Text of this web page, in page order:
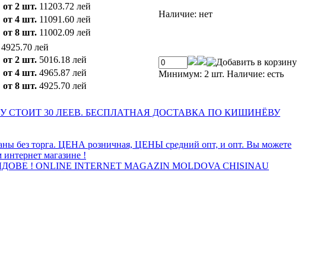
от 2 шт. 11203.72 лей
от 4 шт. 11091.60 лей
от 8 шт. 11002.09 лей
Наличие: нет
4925.70 лей
от 2 шт. 5016.18 лей
от 4 шт. 4965.87 лей
от 8 шт. 4925.70 лей
Минимум: 2 шт. Наличие: есть
30 ЛЕЕВ. БЕСПЛАТНАЯ ДОСТАВКА ПО КИШИНЁВУ
без торга. ЦЕНА розничная, ЦЕНЫ средний опт, и опт. Вы можете
магазине !
INTERNET MAGAZIN MOLDOVA CHISINAU